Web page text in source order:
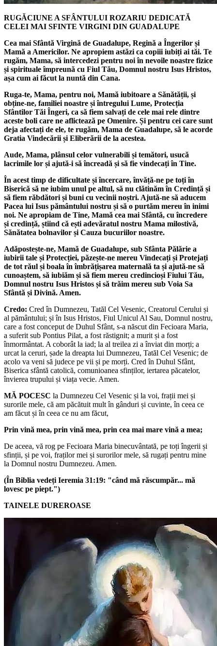
RUGĂCIUNE A SFÂNTULUI ROZARIU DEDICATĂ
CELEI MAI SFINTE VIRGINI DIN GUADALUPE
Cea mai Sfântă Virgină de Guadalupe, Regină a Îngerilor și
Mamă a Americilor. Ne apropiem astăzi ca copiii iubiți ai tăi. Te
rugăm, Mama, să intercedezi pentru noi în nevoile noastre fizice
și spirituale împreună cu Fiul Tău, Domnul nostru Isus Hristos,
așa cum ai făcut la nuntă din Cana.
Ruga-te, Mama, pentru noi, Mamă iubitoare a Sănătății, și
obține-ne, familiei noastre și întregului Lume, Protecția
Sfântilor Tăi Îngeri, ca să fiem salvați de cele mai rele dintre
aceste boli care ne aflictează pe Omenire. Și pentru cei care sunt
deja afectați de ele, te rugăm, Mama de Guadalupe, să le acorde
Gratia Vindecării și Eliberării de la acestea.
Aude, Mama, plânsul celor vulnerabili și temători, usucă
lacrimile lor și ajută-i să încreadă și să fie vindecați în Tine.
În acest timp de dificultate și încercare, învăță-ne pe toți în
Biserică să ne iubim unul pe altul, să nu clătinăm în Credință și
să fiem răbdători și buni cu vecinii noștri. Ajută-ne să aducem
Pacea lui Isus pământului nostru și să o purtăm mereu în inimi
noi. Ne apropiam de Tine, Mamă cea mai Sfântă, cu încredere
și credință, știind că ești adevăratul nostru Mama milostivă,
Sănătatea bolnavilor și Cauza bucuriilor noastre.
Adăpostește-ne, Mamă de Guadalupe, sub Sfânta Pălărie a
iubirii tale și Protecției, păzește-ne mereu Vindecați și Protejați
de tot răul și boala în îmbrățișarea maternală ta și ajută-ne să
cunoaștem, să iubiăm și să fiem mereu credincioși Fiului Tău,
Domnul nostru Isus Hristos și să trăim mereu sub Voia Sa
Sfântă și Divină. Amen.
Credo: Cred în Dumnezeu, Tatăl Cel Vesenic, Creatorul Cerului și
al pământului; și în Isus Hristos, Fiul Unicul Al Sau, Domnul nostru,
care a fost conceput de Duhul Sfânt, s-a născut din Fecioara Maria,
a suferit sub Pontius Pilat, a fost răstignit; a murit și a fost
înmormântat. A coborât la iad; la al treilea zi a înviat din morți; a
urcat la ceruri, șade la dreapta lui Dumnezeu, Tatăl Cel Vesenic; de
acolo va veni să judece pe vii și pe morți. Cred în Duhul Sfânt,
Biserica sfântă catolică, comunioanea sfinților, iertarea păcatelor,
învierea trupului și viața vecie. Amen.
MĂ POCESC la Dumnezeu Cel Vesenic și la voi, frații mei și
surorile mele, că am păcătuit mult în gânduri și cuvinte, în ceea ce
am făcut și în ceea ce nu am făcut,
Prin vină mea, prin vină mea, prin cea mai mare vină a mea;
De aceea, vă rog pe Fecioara Maria binecuvântată, pe toți îngerii și
sfinții, și pe voi, fraților mei și surorilor mele, să rugați pentru mine
la Domnul nostru Dumnezeu. Amen.
(În Biblia vedeți Ieremia 31:19: "când mă răscumpăr... mă
lovesc pe piept.")
TAINELE DUREROASE